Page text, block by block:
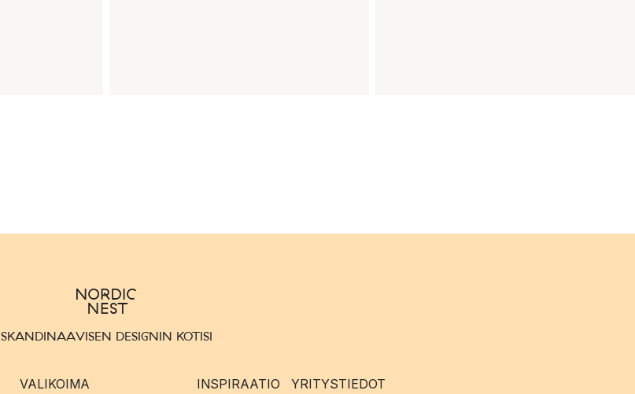
SKANDINAAVISEN DESIGNIN KOTISI
VALIKOIMA INSPIRAATIO YRITYSTIEDOT